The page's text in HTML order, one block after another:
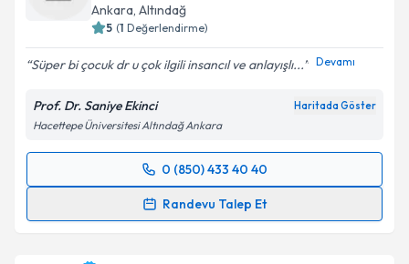
Ankara, Altındağ
5 (1 Değerlendirme)
Süper bi çocuk dr u çok ilgili insancıl ve anlayışlı... Devamı
Prof. Dr. Saniye Ekinci Haritada Göster
Hacettepe Üniversitesi Altındağ Ankara
0 (850) 433 40 40
Randevu Talep Et
Randevu Takvimi Talebi